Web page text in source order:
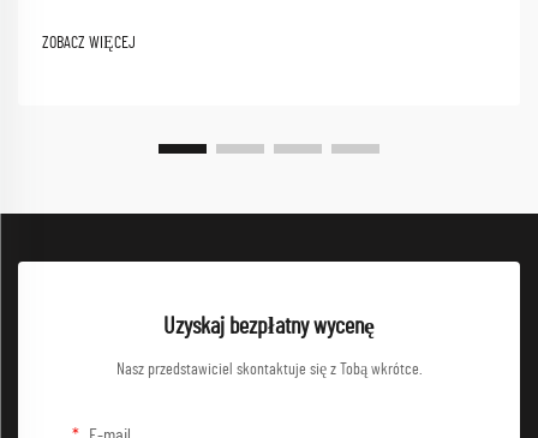
ZOBACZ WIĘCEJ
Uzyskaj bezpłatny wycenę
Nasz przedstawiciel skontaktuje się z Tobą wkrótce.